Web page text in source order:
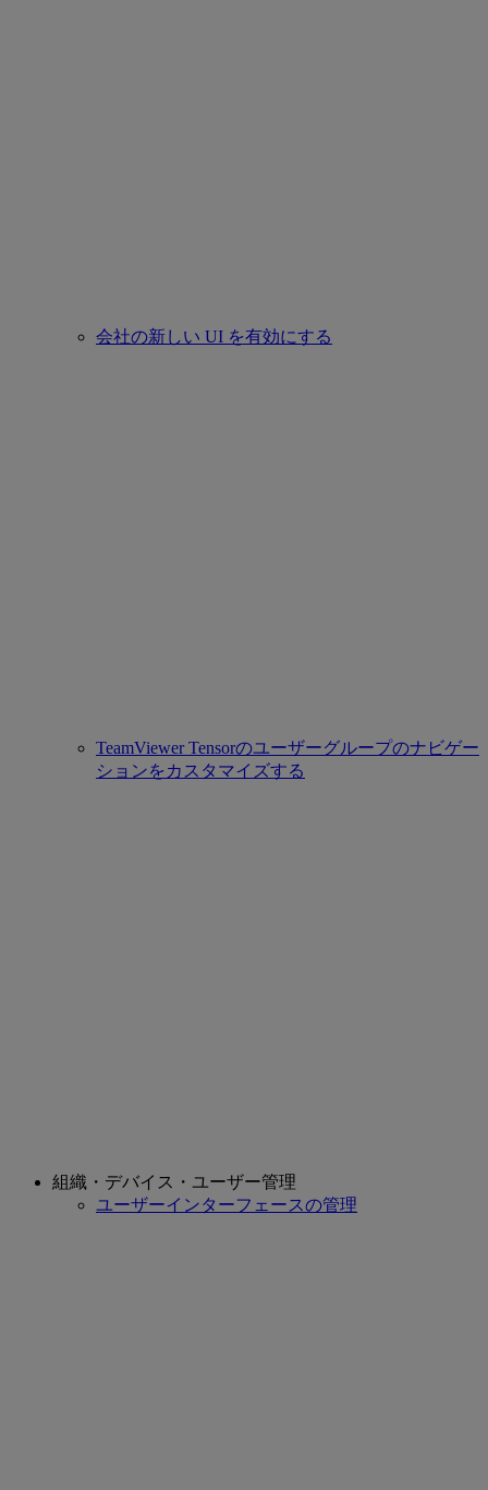
会社の新しい UI を有効にする
TeamViewer Tensorのユーザーグループのナビゲー
ションをカスタマイズする
組織・デバイス・ユーザー管理
ユーザーインターフェースの管理